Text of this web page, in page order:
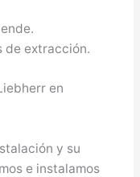
de extracción.
en
y su
e instalamos